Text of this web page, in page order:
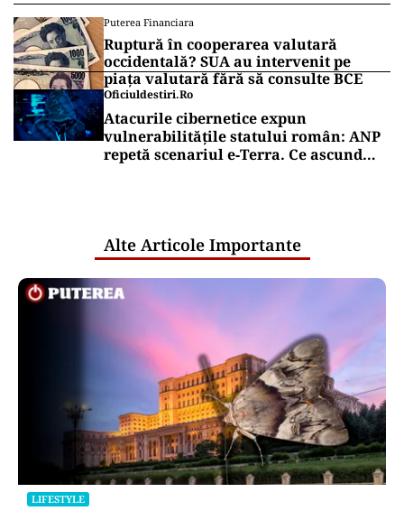
Puterea Financiara
Ruptură în cooperarea valutară
occidentală? SUA au intervenit pe
piața valutară fără să consulte BCE
Oficiuldestiri.ro
Atacurile cibernetice expun
vulnerabilitățile statului român: ANP
repetă scenariul e‑Terra. Ce ascund
Alte Articole Importante
LIFESTYLE